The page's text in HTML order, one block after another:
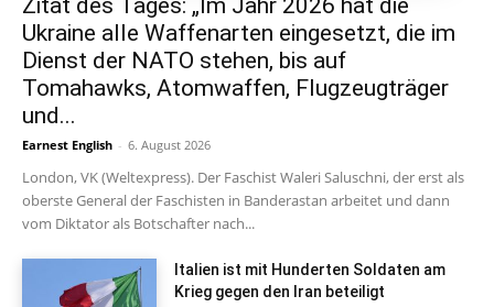
Ukraine alle Waffenarten eingesetzt, die im
Dienst der NATO stehen, bis auf
Tomahawks, Atomwaffen, Flugzeugträger
und...
Earnest English - 6. August 2026
London, VK (Weltexpress). Der Faschist Waleri Saluschni, der erst als
oberste General der Faschisten in Banderastan arbeitet und dann
vom Diktator als Botschafter nach...
Italien ist mit Hunderten Soldaten am
Krieg gegen den Iran beteiligt